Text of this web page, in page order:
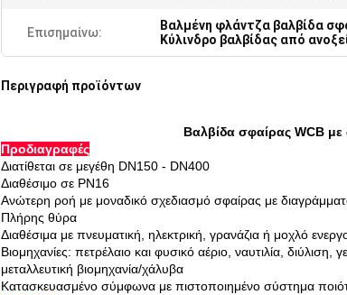
Επισημαίνω: Βαλμένη φλάντζα βαλβίδα
Κύλινδρο βαλβίδας από
Περιγραφή προϊόντων
Βαλβίδα σφαίρας WCB
Προδιαγραφές
Διατίθεται σε μεγέθη DN150 - DN400
Διαθέσιμο σε PN16
Ανώτερη ροή με μοναδικό σχεδιασμό σφαίρας με
Πλήρης θύρα
Διαθέσιμα με πνευματική, ηλεκτρική, γρανάζια ή μοχλό
Βιομηχανίες: πετρέλαιο και φυσικό αέριο, ναυτιλία,
μεταλλευτική βιομηχανία/χάλυβα
Κατασκευασμένο σύμφωνα με πιστοποιημένο σύστημα